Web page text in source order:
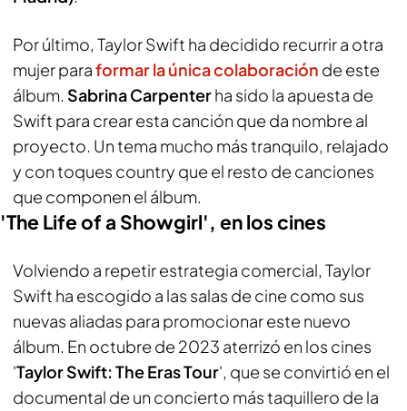
Por último, Taylor Swift ha decidido recurrir a otra
mujer paraformar la única colaboración de este
álbum. Sabrina Carpenterha sido la apuesta de
Swift para crear esta canción que da nombre al
proyecto. Un tema mucho más tranquilo, relajado
y con toques country que el resto de canciones
que componen el álbum.
'The Life of a Showgirl', en los cines
Volviendo a repetir estrategia comercial, Taylor
Swift ha escogido a las salas de cine como sus
nuevas aliadas para promocionar este nuevo
álbum. En octubre de 2023 aterrizó en los cines
'Taylor Swift: The Eras Tour', que se convirtió en el
documental de un concierto más taquillero de la